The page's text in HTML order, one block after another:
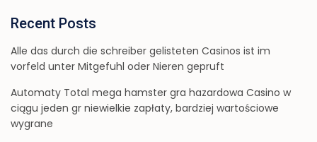
Recent Posts
Alle das durch die schreiber gelisteten Casinos ist im
vorfeld unter Mitgefuhl oder Nieren gepruft
Automaty Total mega hamster gra hazardowa Casino w
ciągu jeden gr niewielkie zapłaty, bardziej wartościowe
wygrane